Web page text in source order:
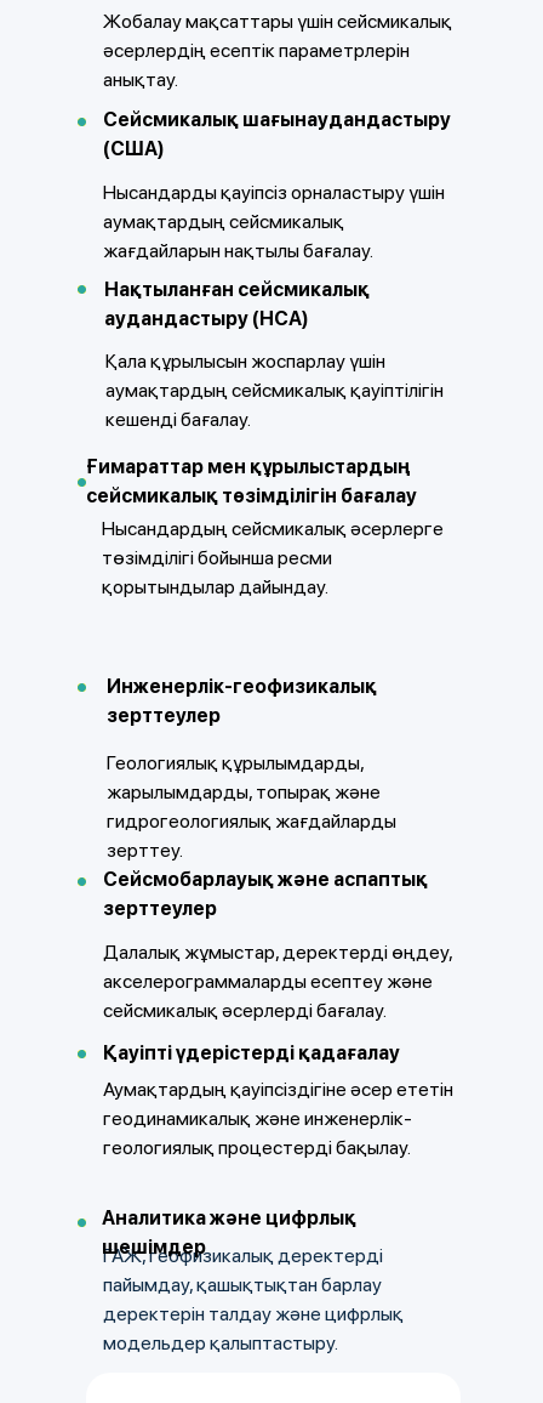
Геологиялық құрылымдарды,
жарылымдарды, топырақ және
гидрогеологиялық жағдайларды
зерттеу.
Инженерлік-геофизикалық
зерттеулер
Сейсмобарлауық және аспаптық
зерттеулер
Далалық жұмыстар, деректерді өңдеу,
акселерограммаларды есептеу және
сейсмикалық әсерлерді бағалау.
Аумақтардың қауіпсіздігіне әсер ететін
геодинамикалық және инженерлік-
геологиялық процестерді бақылау.
Қауіпті үдерістерді қадағалау
ГАЖ, геофизикалық деректерді
пайымдау, қашықтықтан барлау
деректерін талдау және цифрлық
модельдер қалыптастыру.
Аналитика және цифрлық
шешімдер
Жобалау мақсаттары үшін сейсмикалық
әсерлердің есептік параметрлерін
анықтау.
Сейсмикалық шағынаудандастыру
(США)
Нысандарды қауіпсіз орналастыру үшін
аумақтардың сейсмикалық
жағдайларын нақтылы бағалау.
Қала құрылысын жоспарлау үшін
аумақтардың сейсмикалық қауіптілігін
кешенді бағалау.
Нақтыланған сейсмикалық
аудандастыру (НСА)
Ғимараттар мен құрылыстардың
сейсмикалық төзімділігін бағалау
Нысандардың сейсмикалық әсерлерге
төзімділігі бойынша ресми
қорытындылар дайындау.